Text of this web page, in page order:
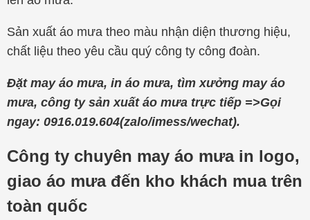
Sản xuất áo mưa theo màu nhận diện thương hiệu,
chất liệu theo yêu cầu quý công ty công đoàn.
Đặt may áo mưa, in áo mưa, tìm xưởng may áo
mưa, công ty sản xuất áo mưa trực tiếp =>Gọi
ngay: 0916.019.604(zalo/imess/wechat).
Công ty chuyên may áo mưa in logo,
giao áo mưa đến kho khách mua trên
toàn quốc